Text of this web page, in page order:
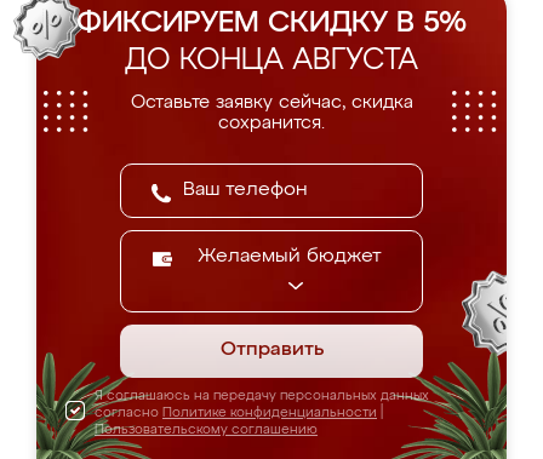
ФИКСИРУЕМ СКИДКУ В 5%
ДО КОНЦА АВГУСТА
Оставьте заявку сейчас, скидка
сохранится.
Желаемый бюджет
Отправить
Я соглашаюсь на передачу персональных данных
согласно Политике конфиденциальности
Пользовательскому соглашению